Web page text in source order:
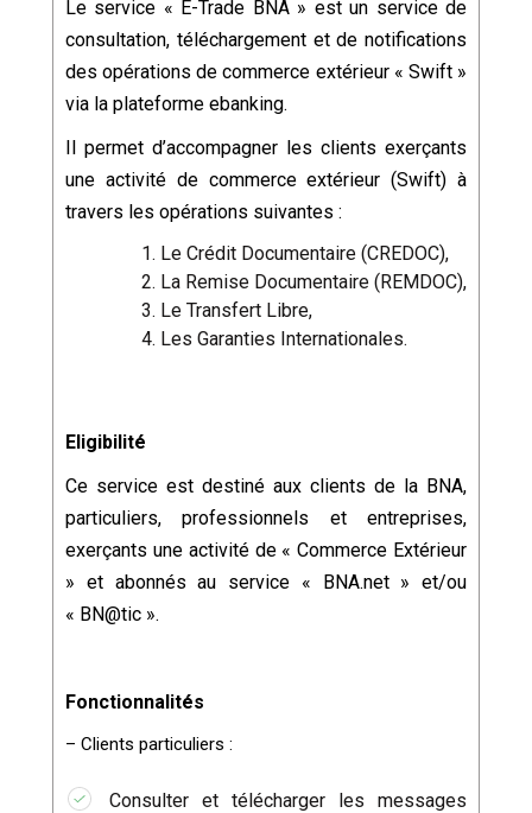
Le service « E-Trade BNA » est un service de
consultation, téléchargement et de notifications
des opérations de commerce extérieur « Swift »
via la plateforme ebanking.
Il permet d’accompagner les clients exerçants
une activité de commerce extérieur (Swift) à
travers les opérations suivantes :
Le Crédit Documentaire (CREDOC),
La Remise Documentaire (REMDOC),
Le Transfert Libre,
Les Garanties Internationales.
Eligibilité
Ce service est destiné aux clients de la BNA,
particuliers, professionnels et entreprises,
exerçants une activité de « Commerce Extérieur
» et abonnés au service « BNA.net » et/ou
« BN@tic ».
Fonctionnalités
– Clients particuliers :
Consulter et télécharger les messages